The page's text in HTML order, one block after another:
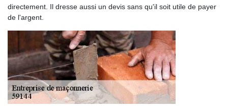
directement. Il dresse aussi un devis sans qu'il soit utile de payer
de l'argent.